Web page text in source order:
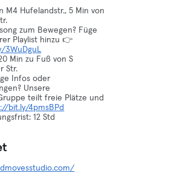
M4 Hufelandstr., 5 Min von
zum Bewegen? Füge
Playlist hinzu 👉
3WuDguL
Min zu Fuß von S
Str.
Infos oder
Unsere
teilt freie Plätze und
bit.ly/4pmsBPd
12 Std